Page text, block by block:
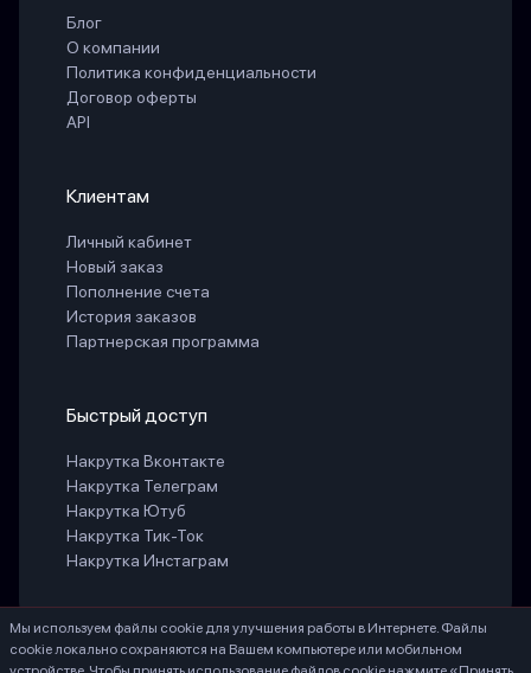
Мы используем файлы cookie для улучшения работы в Интернете. Файлы
cookie локально сохраняются на Вашем компьютере или мобильном
Блог
О компании
Политика конфиденциальности
Договор оферты
API
Клиентам
Личный кабинет
Новый заказ
Пополнение счета
История заказов
Партнерская программа
Быстрый доступ
Накрутка Вконтакте
Накрутка Телеграм
Накрутка Ютуб
Накрутка Тик-Ток
Накрутка Инстаграм
БЕЛАЯ СВЕТЛАНА ГЕННАДИЕВНА ИНН 771888066530 ОГРНИП